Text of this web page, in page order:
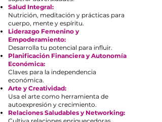
Salud Integral:
Nutrición, meditación y prácticas para
cuerpo, mente y espíritu.
Liderazgo Femenino y
Empoderamiento:
Desarrolla tu potencial para influir.
Planificación Financiera y Autonomía
Económica:
Claves para la independencia
económica.
Arte y Creatividad:
Usa el arte como herramienta de
autoexpresión y crecimiento.
Relaciones Saludables y Networking: